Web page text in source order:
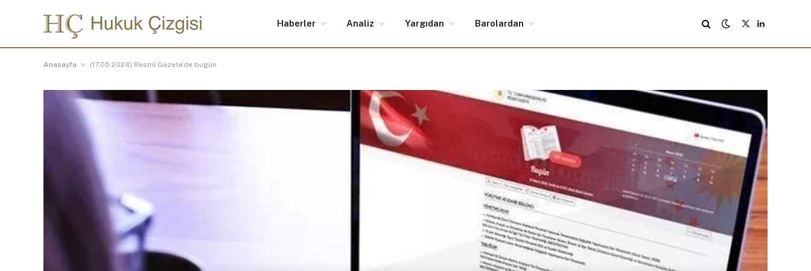
Haberler Analiz Yargıdan Barolardan
X
LinkedIn
Anasayfa » (17.05.2024) Resmî Gazete’de bugün